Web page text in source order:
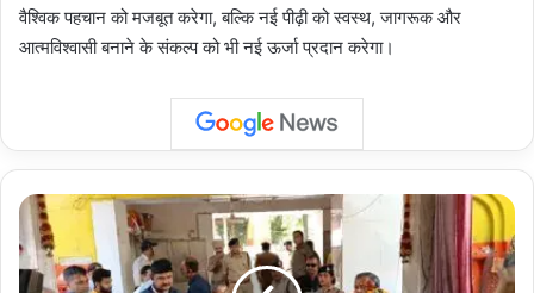
वैश्विक पहचान को मजबूत करेगा, बल्कि नई पीढ़ी को स्वस्थ, जागरूक और
आत्मविश्वासी बनाने के संकल्प को भी नई ऊर्जा प्रदान करेगा।
Uttar
Pradesh
:
सीएम